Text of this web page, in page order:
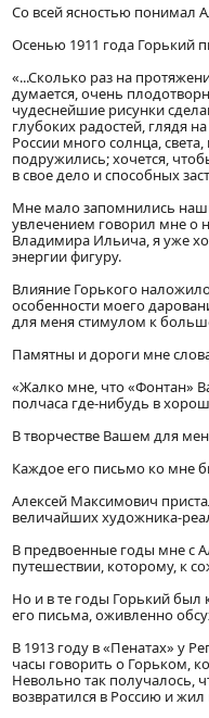
Со всей ясностью понимал
Осенью 1911 года Горький
«...Сколько раз на
думается, очень
чудеснейшие рисунки
глубоких радостей, глядя
России много солнца,
подружились; хочется,
в свое дело и способных
Мне мало запомнились
увлечением говорил мне о
Владимира Ильича, я уже
энергии фигуру.
Влияние Горького
особенности моего
для меня стимулом к
Памятны и дороги мне
«Жалко мне, что «Фонтан»
полчаса где-нибудь в
В творчестве Вашем для
Каждое его письмо ко мне
Алексей Максимович
величайших художника-
В предвоенные годы мне с
путешествии, которому, к
Но и в те годы Горький был
его письма, оживленно
В 1913 году в «Пенатах» у
часы говорить о Горьком,
Невольно так получалось,
возвратился в Россию и